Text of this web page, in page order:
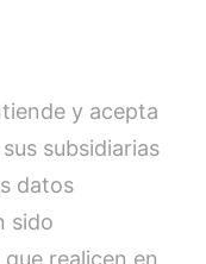
y acepta
subsidiarias
datos
sido
realicen en